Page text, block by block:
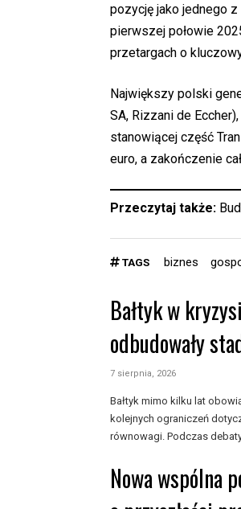
pozycję jako jednego
pierwszej połowie
przetargach o
Największy polski
SA, Rizzani de
stanowiącej część
euro, a zakończenie
Przeczytaj także:
TAGS biznes
Bałtyk w
odbudowały
7 sierpnia, 2026
Bałtyk mimo kilku lat
kolejnych ograniczeń
równowagi. Podczas
Nowa wspólna